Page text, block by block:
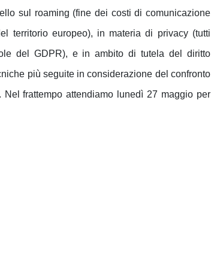
sul roaming (fine dei costi di comunicazione
territorio europeo), in materia di privacy (tutti
del GDPR), e in ambito di tutela del diritto
più seguite in considerazione del confronto
frattempo attendiamo lunedì 27 maggio per